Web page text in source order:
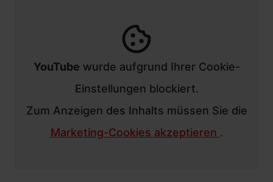
YouTube wurde aufgrund Ihrer Cookie-
Einstellungen blockiert.
Zum Anzeigen des Inhalts müssen Sie die
Marketing-Cookies akzeptieren .